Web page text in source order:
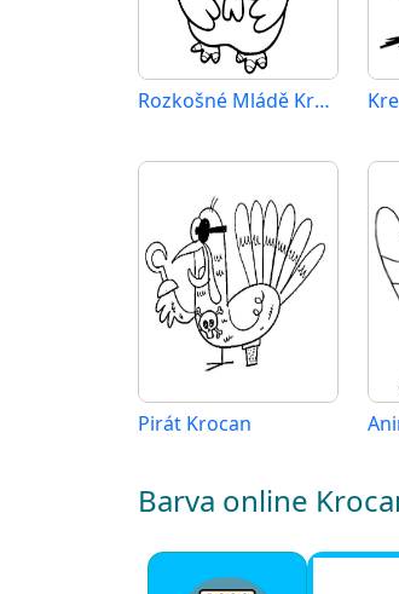
Rozkošné Mládě Krocana
Pirát Krocan
Barva online